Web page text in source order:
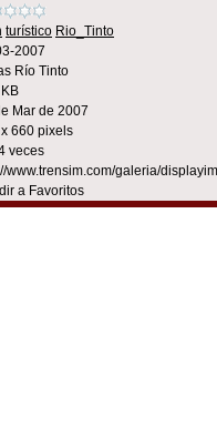
turístico Rio_Tinto
2007
Río Tinto
Mar de 2007
660 pixels
veces
www.trensim.com/galeria/
a Favoritos